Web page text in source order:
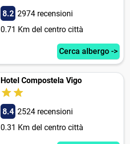
8.2 2974 recensioni
0.71 Km del centro città
Cerca albergo ->
Hotel Compostela Vigo
8.4 2524 recensioni
0.31 Km del centro città